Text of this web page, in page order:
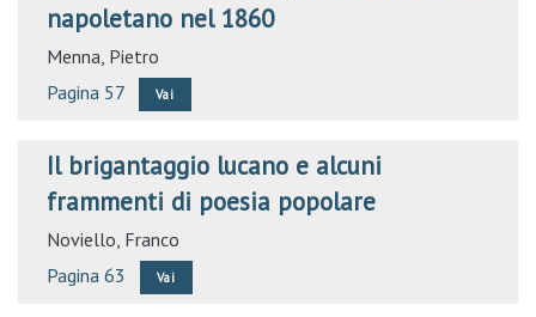
napoletano nel 1860
Menna, Pietro
Pagina 57
Vai
Il brigantaggio lucano e alcuni
frammenti di poesia popolare
Noviello, Franco
Pagina 63
Vai